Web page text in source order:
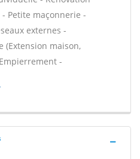
Petite maçonnerie -
externes -
(Extension maison,
-